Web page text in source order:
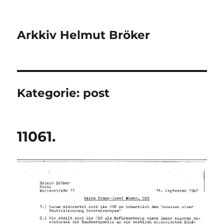
Arkkiv Helmut Bröker
Kategorie: post
11061.